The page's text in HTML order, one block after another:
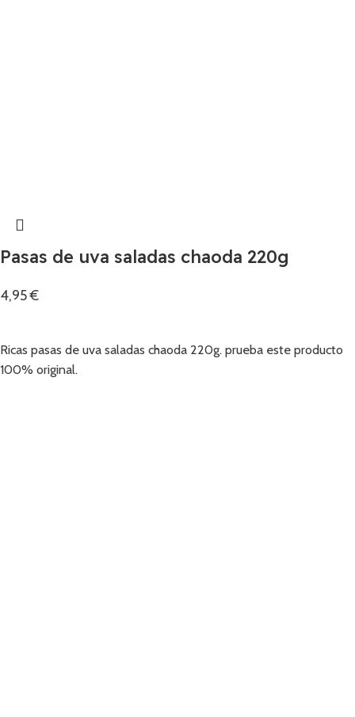
Pasas de uva saladas chaoda 220g
4,95€
Ricas pasas de uva saladas chaoda 220g. prueba este producto
100% original.